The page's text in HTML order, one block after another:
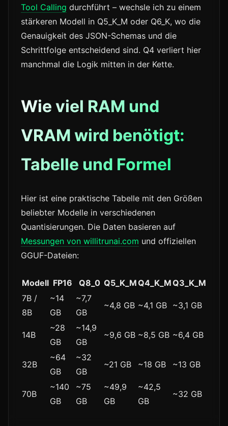
Tool Calling durchführt – wechsle ich zu einem
stärkeren Modell in Q5_K_M oder Q6_K, wo die
Genauigkeit des JSON-Schemas und die
Schrittfolge entscheidend sind. Q4 verliert hier
manchmal die Logik mitten in der Kette.
Wie viel RAM und
VRAM wird benötigt:
Tabelle und Formel
Hier ist eine praktische Tabelle mit den Größen
beliebter Modelle in verschiedenen
Quantisierungen. Die Daten basieren auf
Messungen von willitrunai.com und offiziellen
GGUF-Dateien:
Modell FP16 Q8_0 Q5_K_MQ4_K_MQ3_K_M
7B /
8B
~14
GB
~7,7
GB
~4,8 GB ~4,1 GB ~3,1 GB
14B
~28
GB
~14,9
GB
~9,6 GB ~8,5 GB ~6,4 GB
32B
~64
GB
~32
GB
~21 GB ~18 GB ~13 GB
70B
~140
GB
~75
GB
~49,9
GB
~42,5
GB
~32 GB